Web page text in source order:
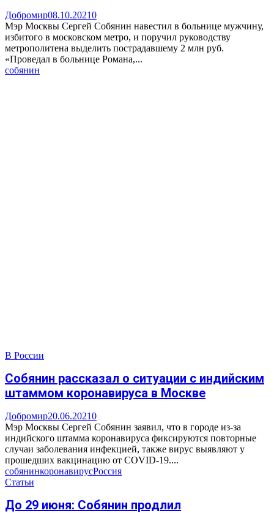
Добромир08.10.20210
Мэр Москвы Сергей Собянин навестил в больнице мужчину,
избитого в московском метро, и поручил руководству
метрополитена выделить пострадавшему 2 млн руб.
«Проведал в больнице Романа,...
собянин
В России
Собянин рассказал о ситуации с индийским
штаммом коронавируса в Москве
Добромир20.06.20210
Мэр Москвы Сергей Собянин заявил, что в городе из-за
индийского штамма коронавируса фиксируются повторные
случаи заболевания инфекцией, также вирус выявляют у
прошедших вакцинацию от COVID-19....
собянинкоронавирусРоссия
Статьи
До 29 июня: Собянин продлил